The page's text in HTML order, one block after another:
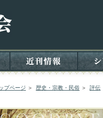
プページ ＞ 歴史・宗教・民俗 ＞ 評伝